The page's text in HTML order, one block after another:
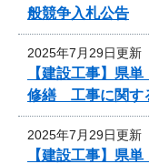
般競争入札公告
2025年7月29日更新
【建設工事】県
修繕 工事に関す
2025年7月29日更新
【建設工事】県